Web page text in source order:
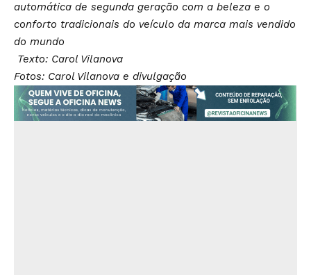
automática de segunda geração com a beleza e o
conforto tradicionais do veículo da marca mais vendido
do mundo
Texto: Carol Vilanova
Fotos: Carol Vilanova e divulgação